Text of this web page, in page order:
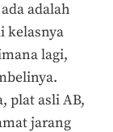
adalah
kelasnya
lagi,
plat asli AB,
jarang